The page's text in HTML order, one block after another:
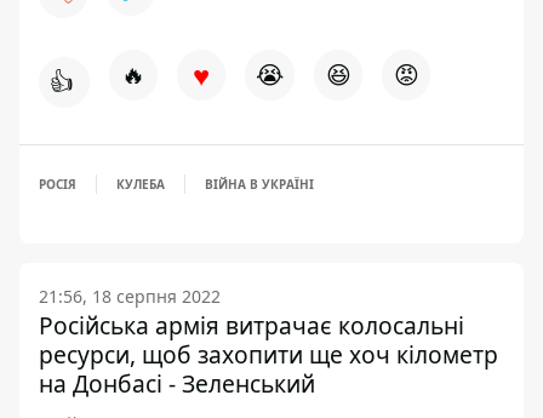
👍 🔥 ♥ 😭 😆 😡
РОСІЯ КУЛЕБА ВІЙНА В УКРАЇНІ
21:56, 18 серпня 2022
Російська армія витрачає колосальні
ресурси, щоб захопити ще хоч кілометр
на Донбасі - Зеленський